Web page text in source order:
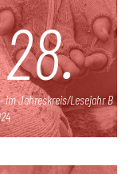
28.
im Jahreskreis/Lesejahr B